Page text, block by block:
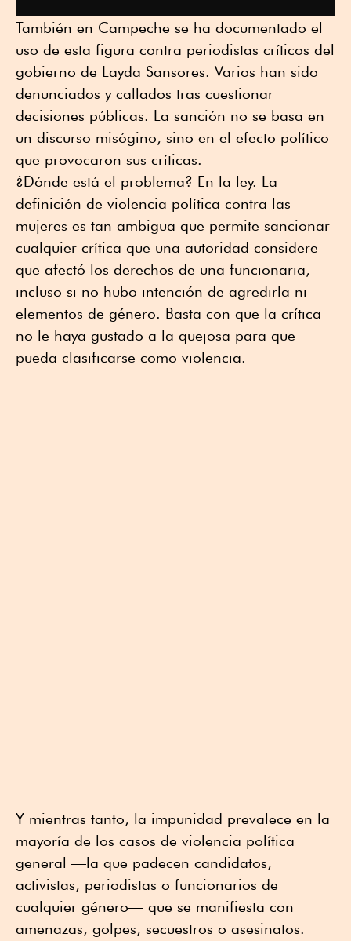
También en Campeche se ha documentado el
uso de esta figura contra periodistas críticos del
gobierno de Layda Sansores. Varios han sido
denunciados y callados tras cuestionar
decisiones públicas. La sanción no se basa en
un discurso misógino, sino en el efecto político
que provocaron sus críticas.
¿Dónde está el problema? En la ley. La
definición de violencia política contra las
mujeres es tan ambigua que permite sancionar
cualquier crítica que una autoridad considere
que afectó los derechos de una funcionaria,
incluso si no hubo intención de agredirla ni
elementos de género. Basta con que la crítica
no le haya gustado a la quejosa para que
pueda clasificarse como violencia.
Y mientras tanto, la impunidad prevalece en la
mayoría de los casos de violencia política
general —la que padecen candidatos,
activistas, periodistas o funcionarios de
cualquier género— que se manifiesta con
amenazas, golpes, secuestros o asesinatos.